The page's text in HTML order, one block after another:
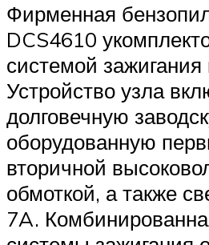
Фирменная
DCS4610
системой
Устройство узла
долговечную
оборудованную
вторичной
обмоткой, а также
7A.